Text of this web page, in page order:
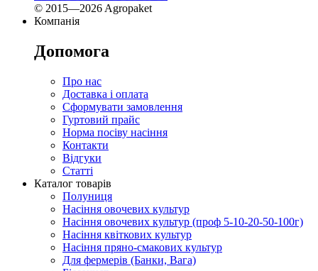
© 2015—2026 Agropaket
Компанія
Допомога
Про нас
Доставка і оплата
Сформувати замовлення
Гуртовий прайс
Норма посіву насіння
Контакти
Відгуки
Статті
Каталог товарів
Полуниця
Насіння овочевих культур
Насіння овочевих культур (проф 5-10-20-50-100г)
Насіння квіткових культур
Насіння пряно-смакових культур
Для фермерів (Банки, Вага)